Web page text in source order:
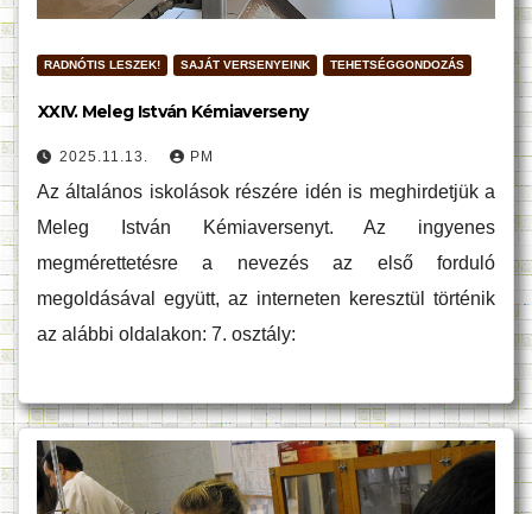
RADNÓTIS LESZEK! SAJÁT VERSENYEINK TEHETSÉGGONDOZÁS
XXIV. Meleg István Kémiaverseny
2025.11.13. PM
Az általános iskolások részére idén is meghirdetjük a
Meleg István Kémiaversenyt. Az ingyenes
megmérettetésre a nevezés az első forduló
megoldásával együtt, az interneten keresztül történik
az alábbi oldalakon: 7. osztály: